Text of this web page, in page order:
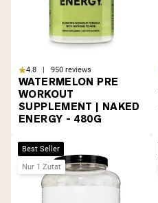
4.8 | 950 reviews
WATERMELON PRE
WORKOUT
SUPPLEMENT | NAKED
ENERGY - 480G
Best Seller
Nur 1 Zutat